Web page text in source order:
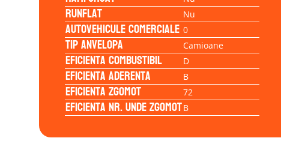
Runflat Nu
Autovehicule comerciale 0
Tip anvelopa Camioane
Eficienta Combustibil D
Eficienta Aderenta B
Eficienta Zgomot 72
Eficienta Nr. Unde ZgomotB